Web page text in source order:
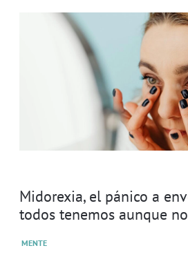
Midorexia, el pánico a
todos tenemos aunque
MENTE